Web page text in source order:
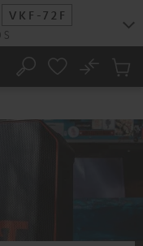
VKF-72F
S
Suche
No